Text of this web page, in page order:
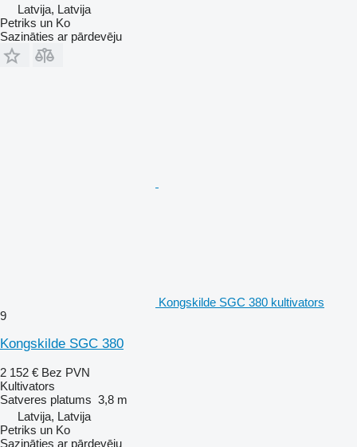
Latvija, Latvija
Petriks un Ko
Sazināties ar pārdevēju
Kongskilde SGC 380 kultivators
9
Kongskilde SGC 380
2 152 € Bez PVN
Kultivators
Satveres platums 3,8 m
Latvija, Latvija
Petriks un Ko
Sazināties ar pārdevēju